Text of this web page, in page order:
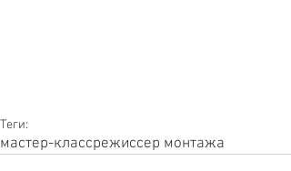
Теги:
мастер-классрежиссер монтажа